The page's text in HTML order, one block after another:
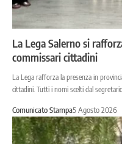
La Lega Salerno si
commissari cittadini
La Lega rafforza la presenza in
cittadini. Tutti i nomi scelti dal
Comunicato Stampa5 Agosto 2026